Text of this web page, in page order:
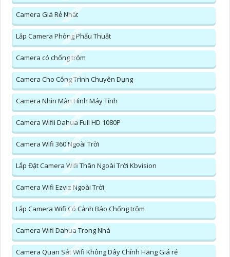
Camera Giá Rẻ Nhất
Lắp Camera Phòng Phẩu Thuật
Camera có chống trộm
Camera Cho Công Trình Chuyên Dụng
Camera Nhìn Màn Hình Máy Tính
Camera Wifii Dahua Full HD 1080P
Camera Wifi 360 Ngoài Trời
Lắp Đặt Camera Wifi Thân Ngoài Trời Kbvision
Camera Wifi Ezviz Ngoài Trời
Lắp Camera Wifi Có Cảnh Báo Chống trộm
Camera Wifi Dahua Trong Nhà
Camera Quan Sát Wifi Không Dây Chính Hãng Giá rẻ